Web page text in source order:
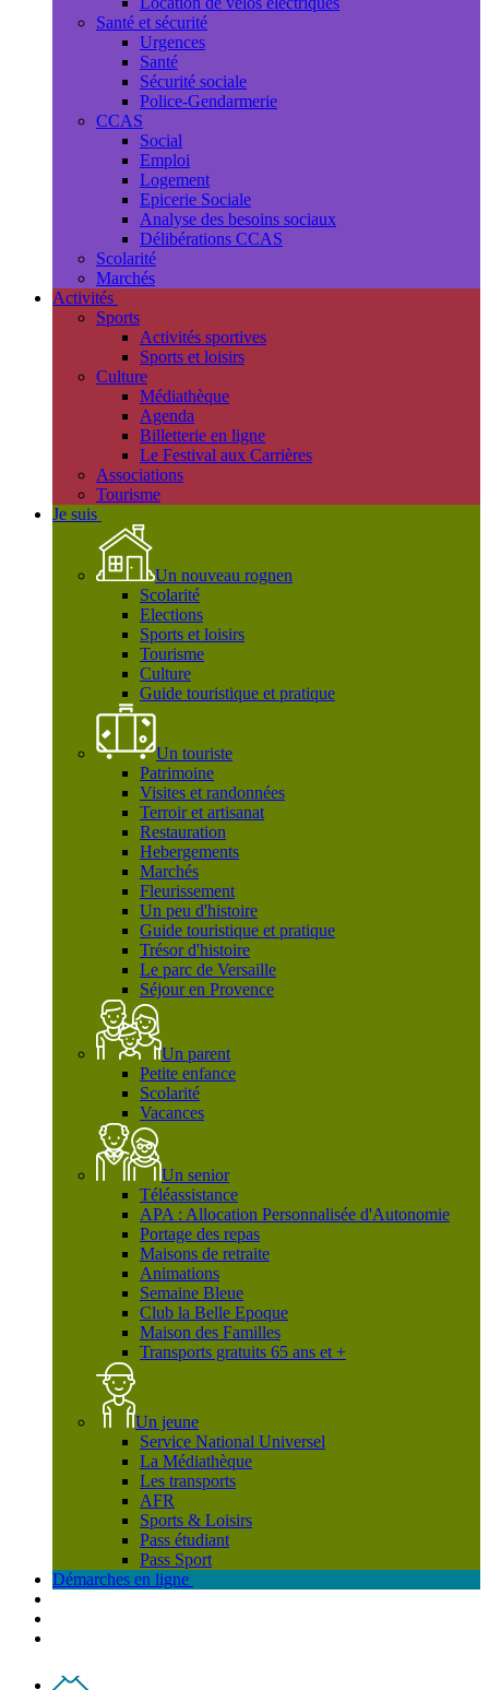
Santé et sécurité
Urgences
Santé
Sécurité sociale
Police-Gendarmerie
CCAS
Social
Emploi
Logement
Epicerie Sociale
Analyse des besoins sociaux
Délibérations CCAS
Scolarité
Marchés
Activités
Sports
Activités sportives
Sports et loisirs
Culture
Médiathèque
Agenda
Billetterie en ligne
Le Festival aux Carrières
Associations
Tourisme
Je suis
Un nouveau rognen
Scolarité
Elections
Sports et loisirs
Tourisme
Culture
Guide touristique et pratique
Un touriste
Patrimoine
Visites et randonnées
Terroir et artisanat
Restauration
Hebergements
Marchés
Fleurissement
Un peu d'histoire
Guide touristique et pratique
Trésor d'histoire
Le parc de Versaille
Séjour en Provence
Un parent
Petite enfance
Scolarité
Vacances
Un senior
Téléassistance
APA : Allocation Personnalisée d'Autonomie
Portage des repas
Maisons de retraite
Animations
Semaine Bleue
Club la Belle Epoque
Maison des Familles
Transports gratuits 65 ans et +
Un jeune
Service National Universel
La Médiathèque
Les transports
AFR
Sports & Loisirs
Pass étudiant
Pass Sport
Démarches en ligne
Contact